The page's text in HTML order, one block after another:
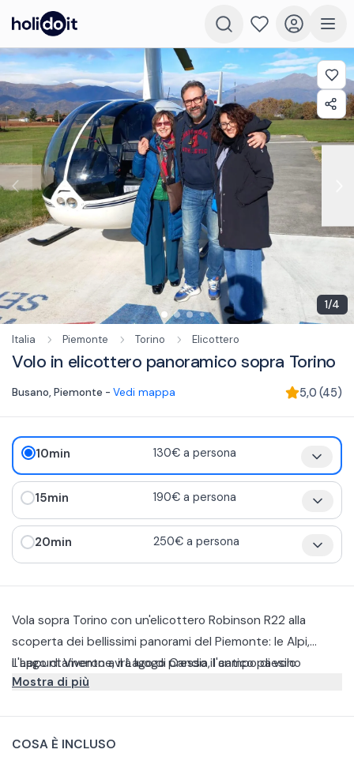
1/4
Italia Piemonte Torino Elicottero
Volo in elicottero panoramico sopra Torino
Busano, Piemonte - Vedi mappa 5,0 (45)
10min 130€ a persona
15min 190€ a persona
20min 250€ a persona
Vola sopra Torino con un'elicottero Robinson R22 alla
scoperta dei bellissimi panorami del Piemonte: le Alpi,
il Lago di Viverone, il Lago di Candia, l'antico paesino
piemontese di Corio e le splendide Valli di Lanzo.
L'appuntamento avrà luogo presso il campo di volo
a Busano (TO) dove conoscerete il pilota che vi
come comportarvi durante l'esperienza, quali sono i
A questo punto sarete pronti per il decollo e potrete
Mostra di più
COSA È INCLUSO